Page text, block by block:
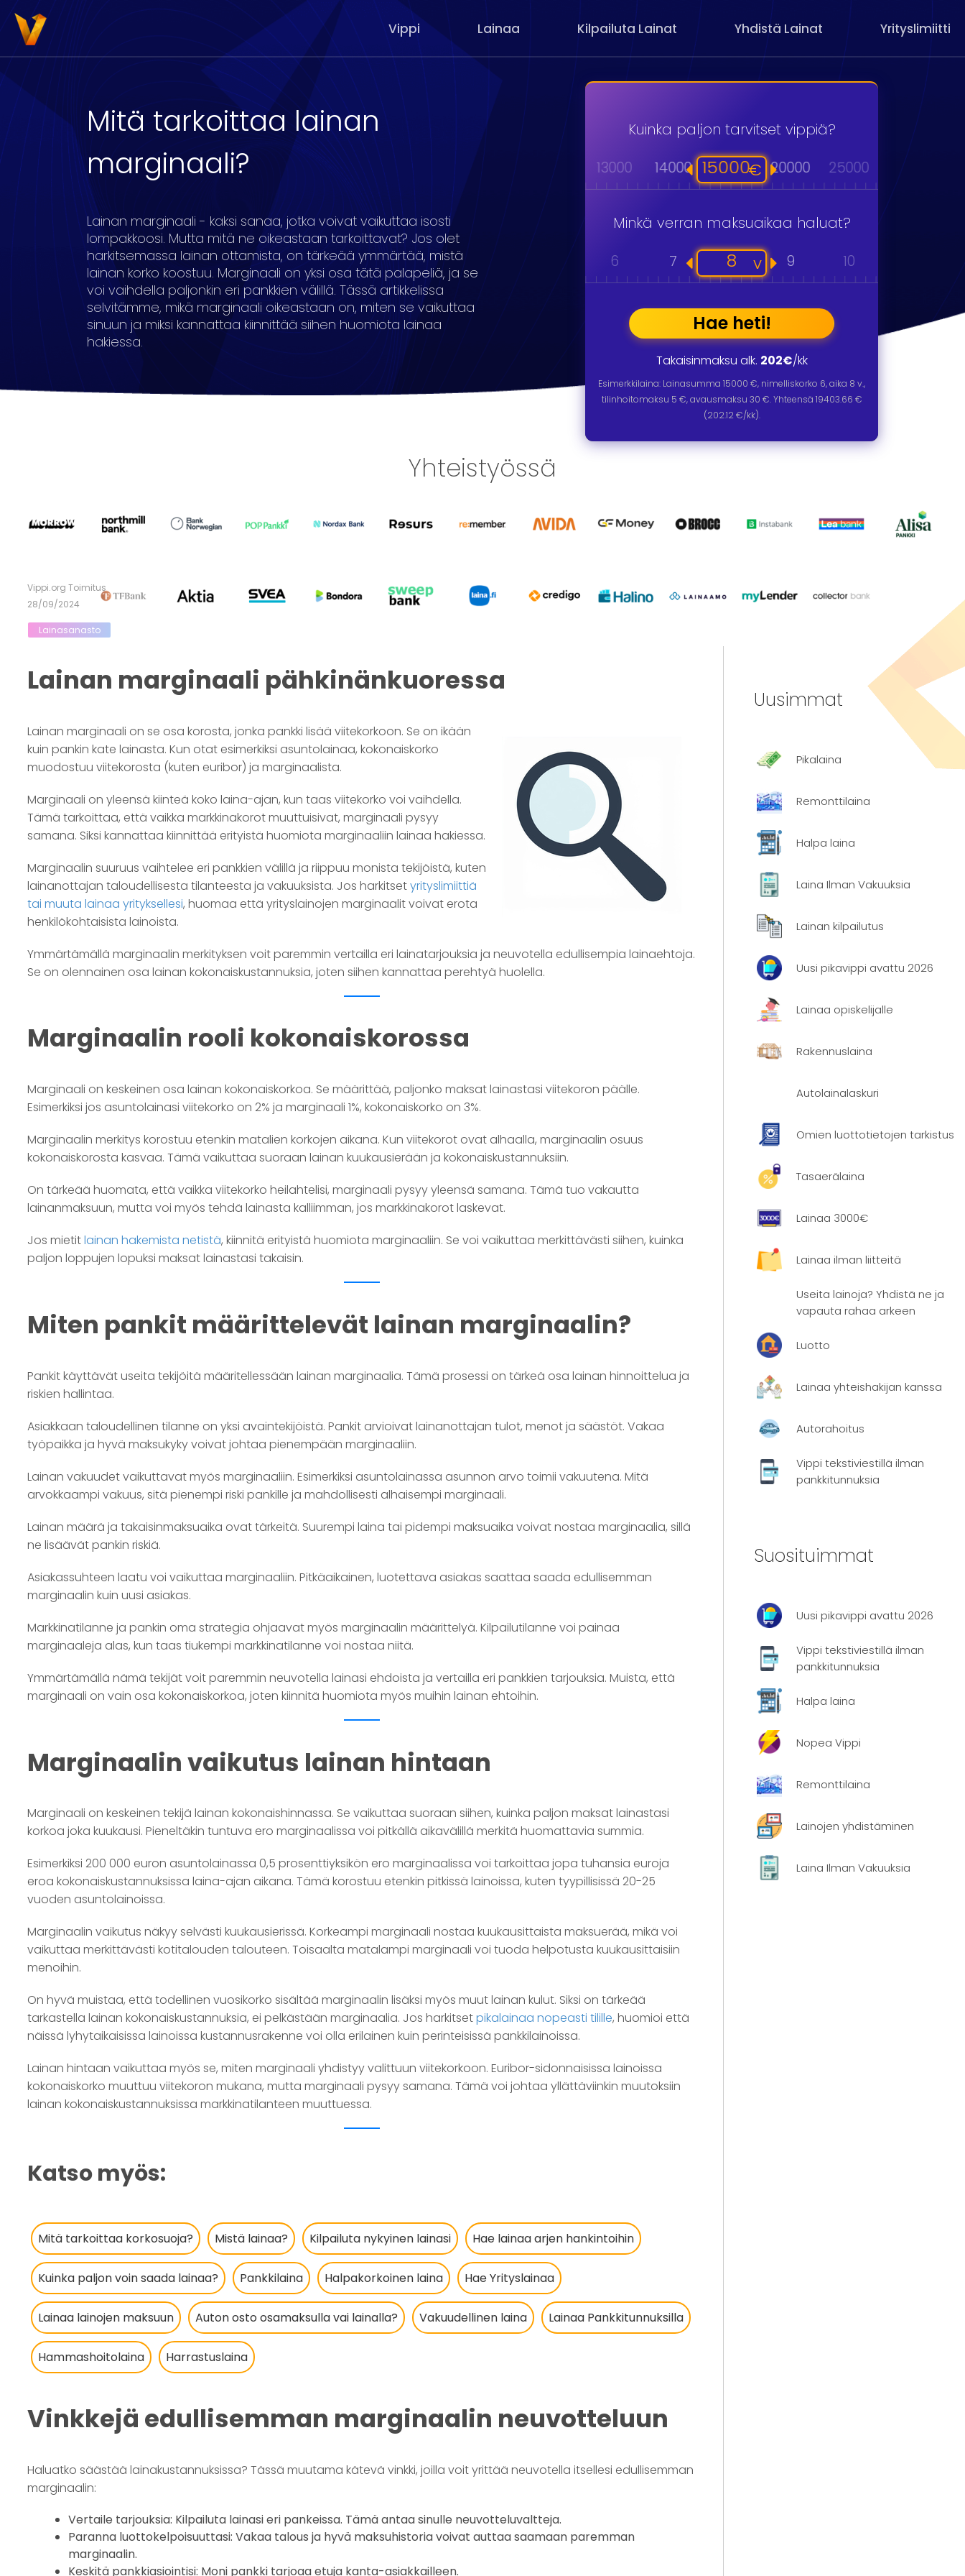
Vippi Lainaa Kilpailuta Lainat Yhdistä Lainat Yrityslimiitti
Mitä tarkoittaa lainan
marginaali?
Lainan marginaali - kaksi sanaa, jotka voivat vaikuttaa isosti
lompakkoosi. Mutta mitä ne oikeastaan tarkoittavat? Jos olet
harkitsemassa lainan ottamista, on tärkeää ymmärtää, mistä
lainan korko koostuu. Marginaali on yksi osa tätä palapeliä, ja se
voi vaihdella paljonkin eri pankkien välillä. Tässä artikkelissa
selvitämme, mikä marginaali oikeastaan on, miten se vaikuttaa
sinuun ja miksi kannattaa kiinnittää siihen huomiota lainaa
hakiessa.
Kuinka paljon tarvitset vippiä?
€
3000 4000 5000 6000 7000 8000 9000 11000 13000 14000 15000 20000 25000 30000
Minkä verran maksuaikaa haluat?
v
17 18 19 20 1 2 3 6 7 8 9 10
Hae heti!
Takaisinmaksu alk. 202€/kk
Esimerkkilaina: Lainasumma15000 €, nimelliskorko 6, aika 8 v.,
tilinhoitomaksu 5 €, avausmaksu 30 €. Yhteensä 19403.66 €
(202.12 €/kk).
Yhteistyössä
Vippi.org Toimitus
28/09/2024
Lainasanasto
Lainan marginaali pähkinänkuoressa
Lainan marginaali on se osa korosta, jonka pankki lisää viitekorkoon. Se on ikään
kuin pankin kate lainasta. Kun otat esimerkiksi asuntolainaa, kokonaiskorko
muodostuu viitekorosta (kuten euribor) ja marginaalista.
Marginaali on yleensä kiinteä koko laina-ajan, kun taas viitekorko voi vaihdella.
Tämä tarkoittaa, että vaikka markkinakorot muuttuisivat, marginaali pysyy
samana. Siksi kannattaa kiinnittää erityistä huomiota marginaaliin lainaa hakiessa.
Marginaalin suuruus vaihtelee eri pankkien välillä ja riippuu monista tekijöistä, kuten
lainanottajan taloudellisesta tilanteesta ja vakuuksista. Jos harkitsetyrityslimiittiä
tai muuta lainaa yrityksellesi, huomaa että yrityslainojen marginaalit voivat erota
henkilökohtaisista lainoista.
Ymmärtämällä marginaalin merkityksen voit paremmin vertailla eri lainatarjouksia ja neuvotella edullisempia lainaehtoja.
Se on olennainen osa lainan kokonaiskustannuksia, joten siihen kannattaa perehtyä huolella.
Marginaalin rooli kokonaiskorossa
Marginaali on keskeinen osa lainan kokonaiskorkoa. Se määrittää, paljonko maksat lainastasi viitekoron päälle.
Esimerkiksi jos asuntolainasi viitekorko on 2% ja marginaali 1%, kokonaiskorko on 3%.
Marginaalin merkitys korostuu etenkin matalien korkojen aikana. Kun viitekorot ovat alhaalla, marginaalin osuus
kokonaiskorosta kasvaa. Tämä vaikuttaa suoraan lainan kuukausierään ja kokonaiskustannuksiin.
On tärkeää huomata, että vaikka viitekorko heilahtelisi, marginaali pysyy yleensä samana. Tämä tuo vakautta
lainanmaksuun, mutta voi myös tehdä lainasta kalliimman, jos markkinakorot laskevat.
Jos mietitlainan hakemista netistä, kiinnitä erityistä huomiota marginaaliin. Se voi vaikuttaa merkittävästi siihen, kuinka
paljon loppujen lopuksi maksat lainastasi takaisin.
Miten pankit määrittelevät lainan marginaalin?
Pankit käyttävät useita tekijöitä määritellessään lainan marginaalia. Tämä prosessi on tärkeä osa lainan hinnoittelua ja
riskien hallintaa.
Asiakkaan taloudellinen tilanne on yksi avaintekijöistä. Pankit arvioivat lainanottajan tulot, menot ja säästöt. Vakaa
työpaikka ja hyvä maksukyky voivat johtaa pienempään marginaaliin.
Lainan vakuudet vaikuttavat myös marginaaliin. Esimerkiksi asuntolainassa asunnon arvo toimii vakuutena. Mitä
arvokkaampi vakuus, sitä pienempi riski pankille ja mahdollisesti alhaisempi marginaali.
Lainan määrä ja takaisinmaksuaika ovat tärkeitä. Suurempi laina tai pidempi maksuaika voivat nostaa marginaalia, sillä
ne lisäävät pankin riskiä.
Asiakassuhteen laatu voi vaikuttaa marginaaliin. Pitkäaikainen, luotettava asiakas saattaa saada edullisemman
marginaalin kuin uusi asiakas.
Markkinatilanne ja pankin oma strategia ohjaavat myös marginaalin määrittelyä. Kilpailutilanne voi painaa
marginaaleja alas, kun taas tiukempi markkinatilanne voi nostaa niitä.
Ymmärtämällä nämä tekijät voit paremmin neuvotella lainasi ehdoista ja vertailla eri pankkien tarjouksia. Muista, että
marginaali on vain osa kokonaiskorkoa, joten kiinnitä huomiota myös muihin lainan ehtoihin.
Marginaalin vaikutus lainan hintaan
Marginaali on keskeinen tekijä lainan kokonaishinnassa. Se vaikuttaa suoraan siihen, kuinka paljon maksat lainastasi
korkoa joka kuukausi. Pieneltäkin tuntuva ero marginaalissa voi pitkällä aikavälillä merkitä huomattavia summia.
Esimerkiksi 200 000 euron asuntolainassa 0,5 prosenttiyksikön ero marginaalissa voi tarkoittaa jopa tuhansia euroja
eroa kokonaiskustannuksissa laina-ajan aikana. Tämä korostuu etenkin pitkissä lainoissa, kuten tyypillisissä 20-25
vuoden asuntolainoissa.
Marginaalin vaikutus näkyy selvästi kuukausierissä. Korkeampi marginaali nostaa kuukausittaista maksuerää, mikä voi
vaikuttaa merkittävästi kotitalouden talouteen. Toisaalta matalampi marginaali voi tuoda helpotusta kuukausittaisiin
menoihin.
On hyvä muistaa, että todellinen vuosikorko sisältää marginaalin lisäksi myös muut lainan kulut. Siksi on tärkeää
tarkastella lainan kokonaiskustannuksia, ei pelkästään marginaalia. Jos harkitsetpikalainaa nopeasti tilille, huomioi että
näissä lyhytaikaisissa lainoissa kustannusrakenne voi olla erilainen kuin perinteisissä pankkilainoissa.
Lainan hintaan vaikuttaa myös se, miten marginaali yhdistyy valittuun viitekorkoon. Euribor-sidonnaisissa lainoissa
kokonaiskorko muuttuu viitekoron mukana, mutta marginaali pysyy samana. Tämä voi johtaa yllättäviinkin muutoksiin
lainan kokonaiskustannuksissa markkinatilanteen muuttuessa.
Katso myös:
Mitä tarkoittaa korkosuoja? Mistä lainaa? Kilpailuta nykyinen lainasi Hae lainaa arjen hankintoihin
Kuinka paljon voin saada lainaa? Pankkilaina Halpakorkoinen laina Hae Yrityslainaa
Lainaa lainojen maksuun Auton osto osamaksulla vai lainalla? Vakuudellinen laina Lainaa Pankkitunnuksilla
Hammashoitolaina Harrastuslaina
Vinkkejä edullisemman marginaalin neuvotteluun
Haluatko säästää lainakustannuksissa? Tässä muutama kätevä vinkki, joilla voit yrittää neuvotella itsellesi edullisemman
marginaalin:
Vertaile tarjouksia: Kilpailuta lainasi eri pankeissa. Tämä antaa sinulle neuvotteluvaltteja.
Paranna luottokelpoisuuttasi: Vakaa talous ja hyvä maksuhistoria voivat auttaa saamaan paremman
marginaalin.
Keskitä pankkiasiointisi: Moni pankki tarjoaa etuja kanta-asiakkailleen.
Uusimmat
Pikalaina
Remonttilaina
Halpa laina
Laina Ilman Vakuuksia
Lainan kilpailutus
Uusi pikavippi avattu 2026
Lainaa opiskelijalle
Rakennuslaina
Autolainalaskuri
Omien luottotietojen tarkistus
Tasaerälaina
Lainaa 3000€
Lainaa ilman liitteitä
Useita lainoja? Yhdistä ne ja
vapauta rahaa arkeen
Luotto
Lainaa yhteishakijan kanssa
Autorahoitus
Vippi tekstiviestillä ilman
pankkitunnuksia
Suosituimmat
Uusi pikavippi avattu 2026
Vippi tekstiviestillä ilman
pankkitunnuksia
Halpa laina
Nopea Vippi
Remonttilaina
Lainojen yhdistäminen
Laina Ilman Vakuuksia